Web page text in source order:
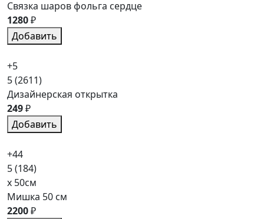
Связка шаров фольга сердце
1280₽
Добавить
+5
5(2611)
Дизайнерская открытка
249₽
Добавить
+44
5(184)
x 50см
Мишка 50 см
2200₽